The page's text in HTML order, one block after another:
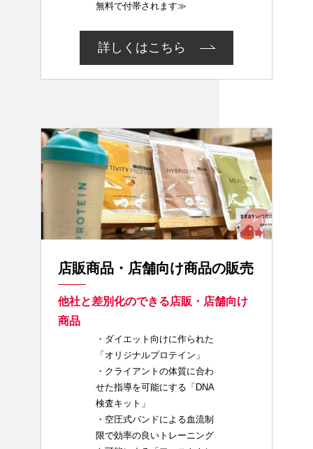
無料で付帯されます≫
詳しくはこちら
店販商品・店舗向け商品の販売
他社と差別化のできる店販・店舗向け
商品
・ダイエット向けに作られた
「オリジナルプロテイン」
・クライアントの体質に合わ
せた指導を可能にする「DNA
検査キット」
・空圧式バンドによる血流制
限で効率の良いトレーニング